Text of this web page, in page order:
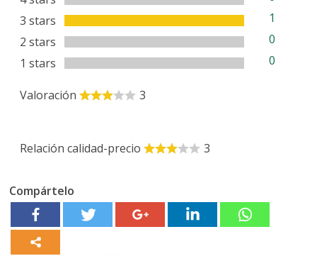
3 stars
1
2 stars
0
1 stars
0
Valoración 3
Relación calidad-precio 3
Compártelo